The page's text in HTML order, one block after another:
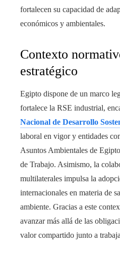
fortalecen su capacidad de
económicos y ambientales.
Contexto
estratégico
Egipto dispone de un marco
fortalece la RSE industrial,
Nacional de Desarrollo
laboral en vigor y entidades
Asuntos Ambientales de
de Trabajo. Asimismo, la
multilaterales impulsa la
internacionales en materia de
ambiente. Gracias a este
avanzar más allá de las
valor compartido junto a